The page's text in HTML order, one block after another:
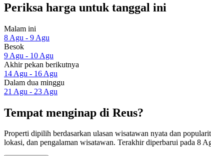
Periksa harga untuk tanggal ini
Malam ini
8 Agu - 9 Agu
Besok
9 Agu - 10 Agu
Akhir pekan berikutnya
14 Agu - 16 Agu
Dalam dua minggu
21 Agu - 23 Agu
Tempat menginap di Reus?
Properti dipilih berdasarkan ulasan wisatawan nyata dan
lokasi, dan pengalaman wisatawan. Terakhir diperbarui pada 8